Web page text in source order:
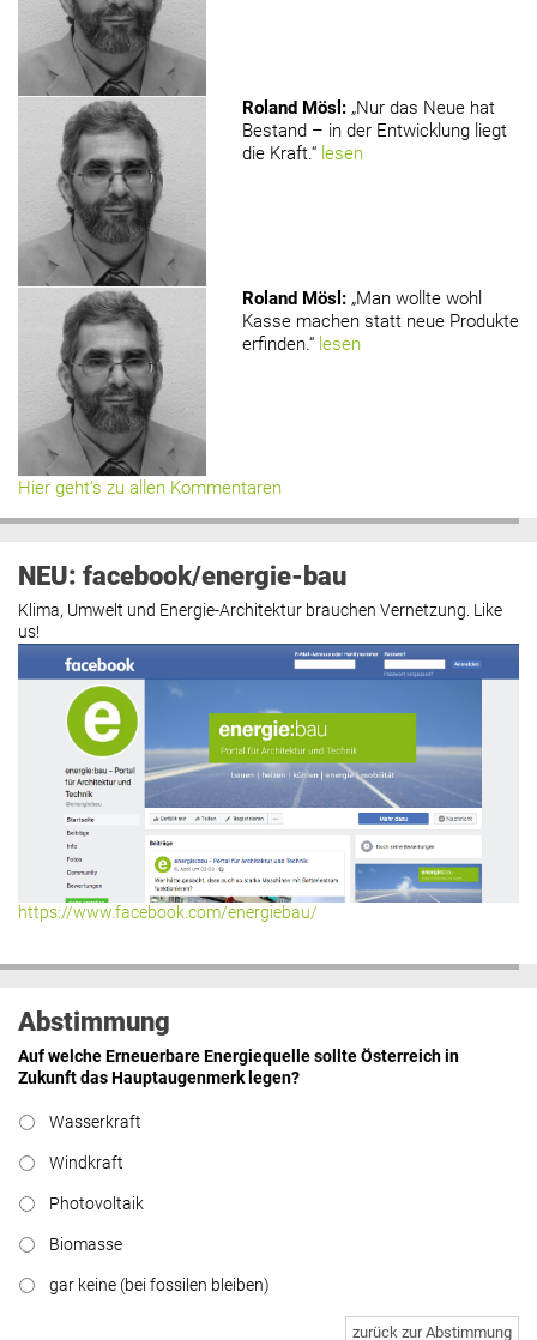
Roland Mösl : „Nur das Neue hat
Bestand – in der Entwicklung liegt
die Kraft.“ lesen
Roland Mösl : „Man wollte wohl
Kasse machen statt neue Produkte
erfinden.“ lesen
Hier geht’s zu allen Kommentaren
NEU: facebook/energie-bau
Klima, Umwelt und Energie-Architektur brauchen Vernetzung. Like
us!
https://www.facebook.com/energiebau/
Abstimmung
Auf welche Erneuerbare Energiequelle sollte Österreich in
Zukunft das Hauptaugenmerk legen?
Wasserkraft
Windkraft
Photovoltaik
Biomasse
gar keine (bei fossilen bleiben)
zurück zur Abstimmung